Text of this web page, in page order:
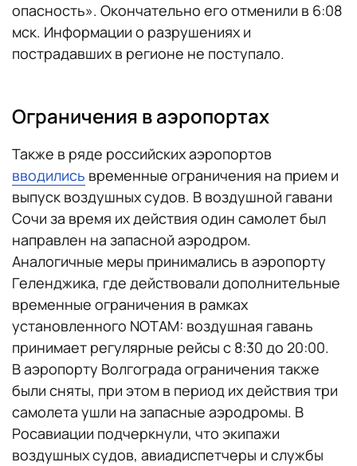
опасность». Окончательно его отменили в 6:08
мск. Информации о разрушениях и
пострадавших в регионе не поступало.
Ограничения в аэропортах
Также в ряде российских аэропортов
вводились временные ограничения на прием и
выпуск воздушных судов. В воздушной гавани
Сочи за время их действия один самолет был
направлен на запасной аэродром.
Аналогичные меры принимались в аэропорту
Геленджика, где действовали дополнительные
временные ограничения в рамках
установленного NOTAM: воздушная гавань
принимает регулярные рейсы с 8:30 до 20:00.
В аэропорту Волгограда ограничения также
были сняты, при этом в период их действия три
самолета ушли на запасные аэродромы. В
Росавиации подчеркнули, что экипажи
воздушных судов, авиадиспетчеры и службы